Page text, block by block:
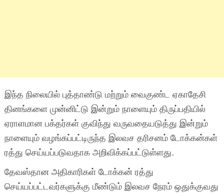
இந்த நிலையில் புத்தாண்டு மற்றும் வைகுண்ட ஏகாதேசி
தினங்களை முன்னிட்டு இன்றும் நாளையும் திருப்பதியில்
ஏராளமான பக்தர்கள் குவிந்து வருவதையடுத்து இன்றும்
நாளையும் வழங்கப்பட்டிருந்த இலவச தரிசனம் டோக்கன்கள்
ரத்து செய்யப்படுவதாக அறிவிக்கப்பட்டுள்ளது.
தேவஸ்தான அதிகாரிகள் டோக்கன் ரத்து
செய்யப்பட்டவர்களுக்கு மீண்டும் இலவச நேரம் ஒதுக்குவது